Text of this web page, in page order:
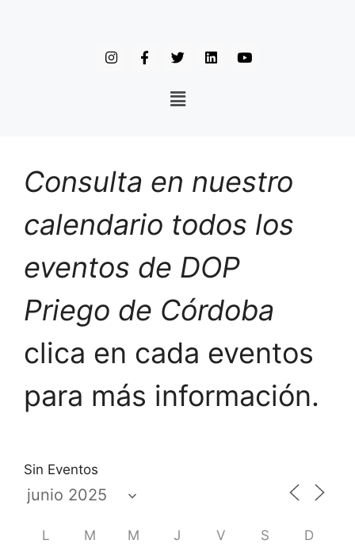
Consulta en nuestro
calendario todos los
eventos de DOP
Priego de Córdoba
clica en cada eventos
para más información.
Sin Eventos
L M M J V S D